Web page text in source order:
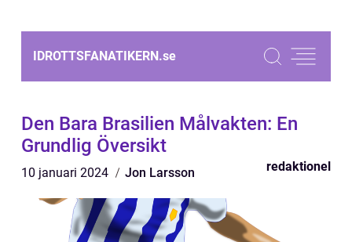
IDROTTSFANATIKERN.se
Den Bara Brasilien Målvakten: En
Grundlig Översikt
10 januari 2024 Jon Larsson redaktionel